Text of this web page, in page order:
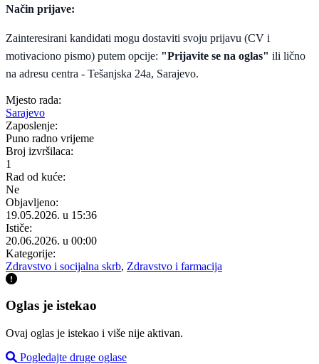
Način prijave:
Zainteresirani kandidati mogu dostaviti svoju prijavu (CV i
motivaciono pismo) putem opcije: "Prijavite se na oglas" ili lično
na adresu centra - Tešanjska 24a, Sarajevo.
Mjesto rada:
Sarajevo
Zaposlenje:
Puno radno vrijeme
Broj izvršilaca:
1
Rad od kuće:
Ne
Objavljeno:
19.05.2026. u 15:36
Ističe:
20.06.2026. u 00:00
Kategorije:
Zdravstvo i socijalna skrb, Zdravstvo i farmacija
Oglas je istekao
Ovaj oglas je istekao i više nije aktivan.
Pogledajte druge oglase